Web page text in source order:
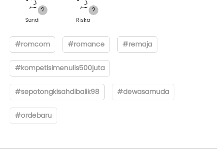
Sandi Riska
#romcom #romance #remaja
#kompetisimenulis500juta
#sepotongkisahdibalik98 #dewasamuda
#ordebaru